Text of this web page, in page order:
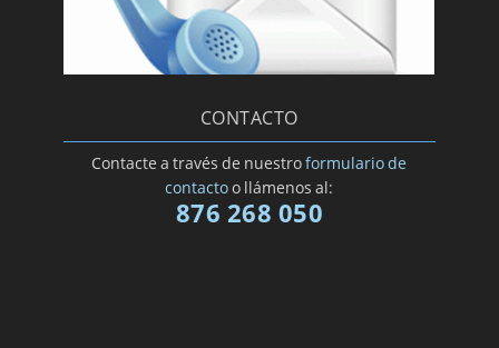
CONTACTO
Contacte a través de nuestroformulario de
contactoo llámenos al:
876 268 050